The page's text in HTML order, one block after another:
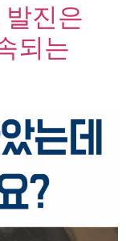
진은
되는